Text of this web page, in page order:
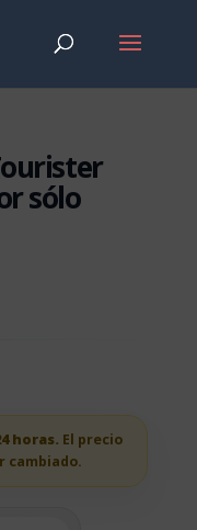
sólo
horas. El precio
cambiado.